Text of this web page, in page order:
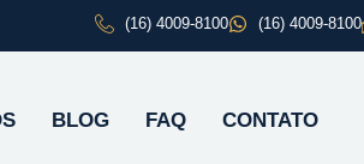
(16) 4009-8100 (16) 4009-8100
BLOG FAQ CONTATO